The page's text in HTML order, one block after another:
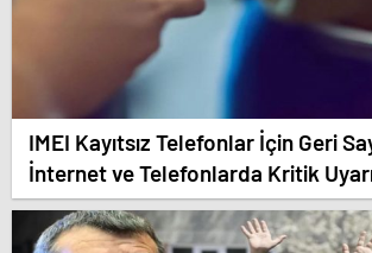
IMEI Kayıtsız Telefonlar İçin Geri
İnternet ve Telefonlarda Kritik